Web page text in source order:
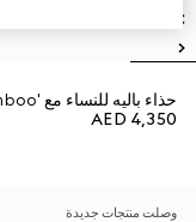
حذاء باليه للنساء مع 'Bamboo'
AED 4,350
وصلت منتجات جديدة